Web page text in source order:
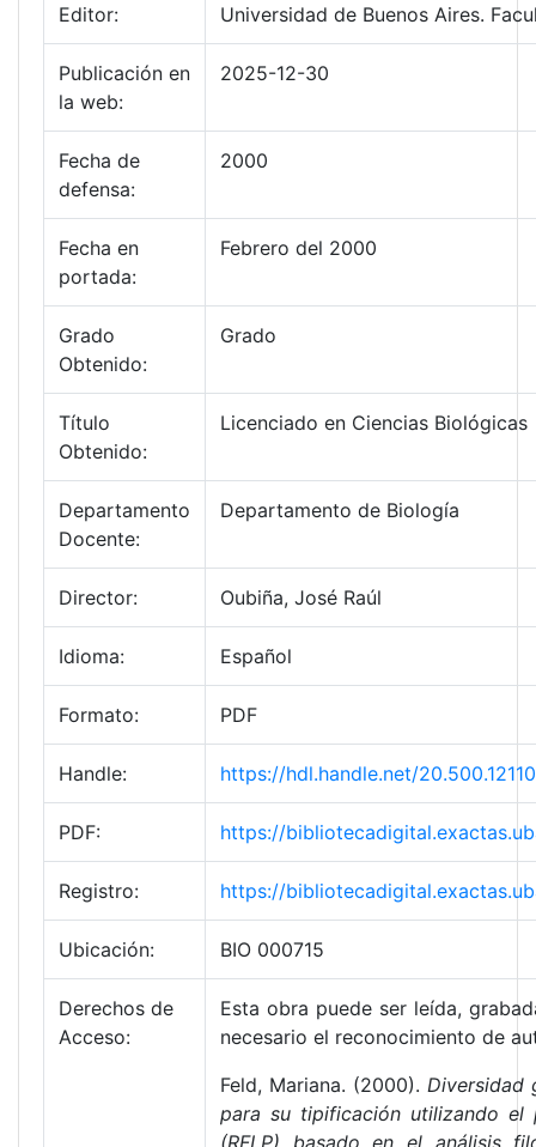
Editor: Universidad de Buenos Aires.
Publicación en
la web:
2025-12-30
Fecha de
defensa:
2000
Fecha en
portada:
Febrero del 2000
Grado
Obtenido:
Grado
Título
Obtenido:
Licenciado en Ciencias Biológicas
Departamento
Docente:
Departamento de Biología
Director: Oubiña, José Raúl
Idioma: Español
Formato: PDF
Handle: https://hdl.handle.net/
PDF: https://
Registro: https://
Ubicación: BIO 000715
Derechos de
Acceso:
Esta obra puede ser leída,
necesario el reconocimiento de
Feld, Mariana. (2000). Diversidad
para su tipificación utilizando